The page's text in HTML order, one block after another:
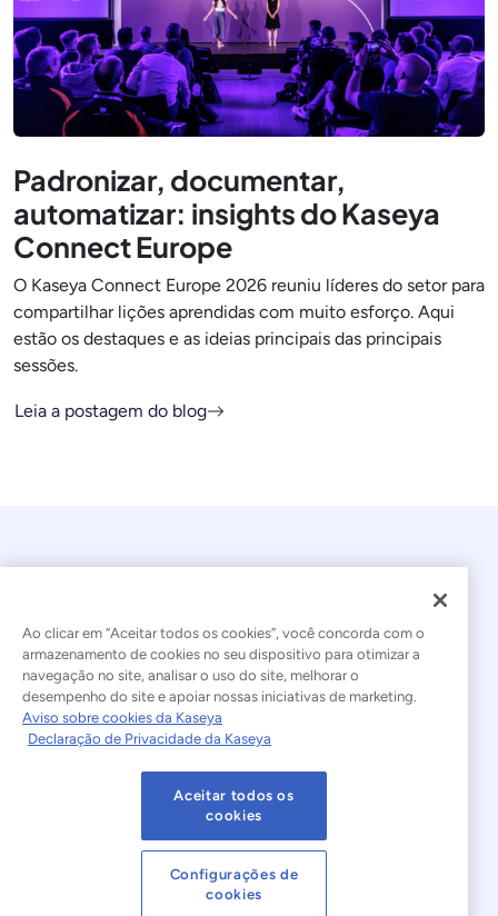
Padronizar, documentar,
automatizar: insights do Kaseya
Connect Europe
O Kaseya Connect Europe 2026 reuniu líderes do setor para
compartilhar lições aprendidas com muito esforço. Aqui
estão os destaques e as ideias principais das principais
sessões.
Leia a postagem do blog
© 2026 Kaseya. Todos os direitos reservados.
Português Brasileiro
Declaração sobre a Escravidão Moderna
Termos de Uso do Site Declaração de Privacidade
Mapa do site Cookies Settings
Ao clicar em “Aceitar todos os cookies”, você concorda com o
armazenamento de cookies no seu dispositivo para otimizar a
navegação no site, analisar o uso do site, melhorar o
desempenho do site e apoiar nossas iniciativas de marketing.
Aviso sobre cookies da Kaseya
Declaração de Privacidade da Kaseya
Aceitar todos os
cookies
Configurações de
cookies